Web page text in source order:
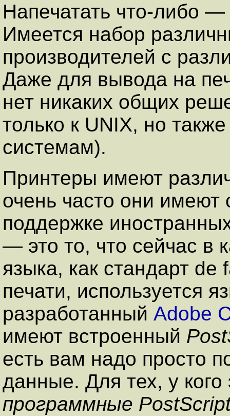
Напечатать что-либо
Имеется набор
производителей с
Даже для вывода на
нет никаких общих
только к UNIX, но
системам).
Принтеры имеют
очень часто они
поддержке
— это то, что сейчас в
языка, как стандарт
печати, используется
разработанный Adobe
имеют встроенный
есть вам надо просто
данные. Для тех, у кого
программные